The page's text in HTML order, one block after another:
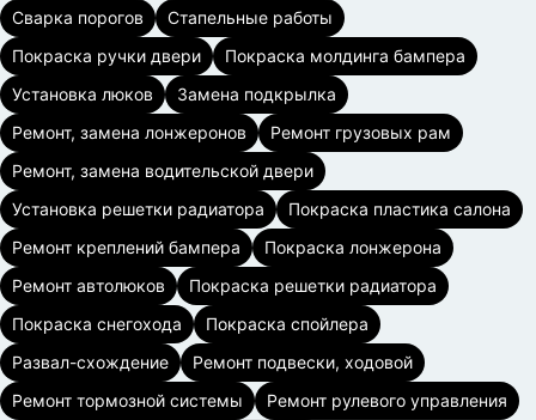
Сварка порогов
Стапельные работы
Покраска ручки двери
Покраска молдинга бампера
Установка люков
Замена подкрылка
Ремонт, замена лонжеронов
Ремонт грузовых рам
Ремонт, замена водительской двери
Установка решетки радиатора
Покраска пластика салона
Ремонт креплений бампера
Покраска лонжерона
Ремонт автолюков
Покраска решетки радиатора
Покраска снегохода
Покраска спойлера
Развал-схождение
Ремонт подвески, ходовой
Ремонт тормозной системы
Ремонт рулевого управления